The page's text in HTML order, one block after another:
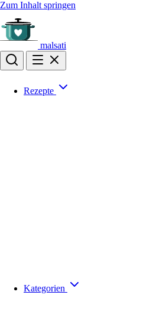
Zum Inhalt springen
malsati
Rezepte
Kategorien